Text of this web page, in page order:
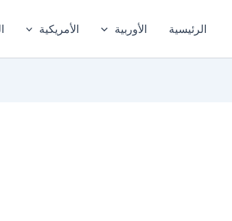
الرئيسية الأوربية الأمريكية